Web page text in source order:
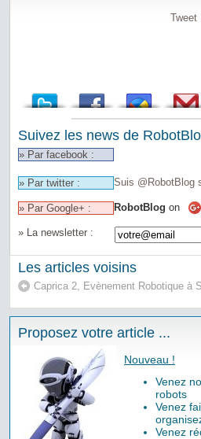
Tweet
Suivez les news de
» Par facebook :
» Par twitter : Suis @RobotBlog
» Par Google+ : RobotBlog on
» La newsletter :
Les articles voisins
Caprica 2, Evènement Robotique à
Proposez votre article ...
Nouveau !
Venez
robots
Venez
Venez